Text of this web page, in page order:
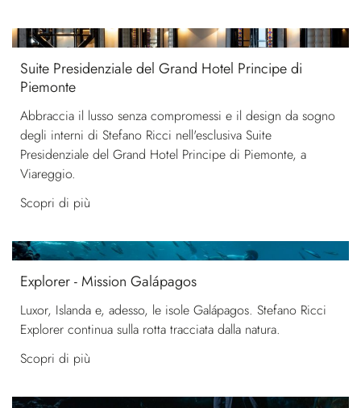
Suite Presidenziale del Grand Hotel Principe di
Piemonte
Abbraccia il lusso senza compromessi e il design da sogno
degli interni di Stefano Ricci nell'esclusiva Suite
Presidenziale del Grand Hotel Principe di Piemonte, a
Viareggio.
Scopri di più
Explorer - Mission Galápagos
Luxor, Islanda e, adesso, le isole Galápagos. Stefano Ricci
Explorer continua sulla rotta tracciata dalla natura.
Scopri di più